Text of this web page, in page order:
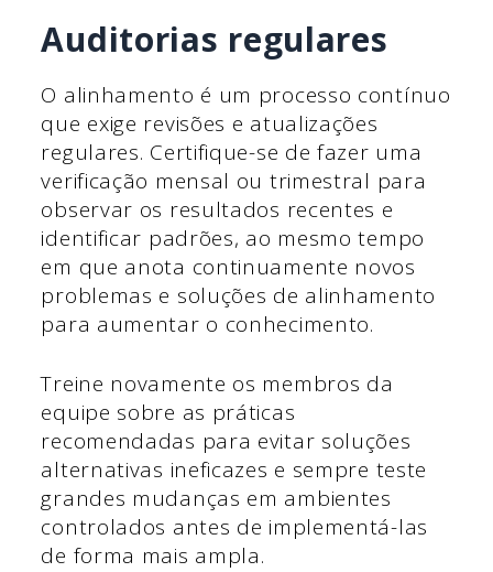
Auditorias regulares
O alinhamento é um processo contínuo
que exige revisões e atualizações
regulares. Certifique-se de fazer uma
verificação mensal ou trimestral para
observar os resultados recentes e
identificar padrões, ao mesmo tempo
em que anota continuamente novos
problemas e soluções de alinhamento
para aumentar o conhecimento.
Treine novamente os membros da
equipe sobre as práticas
recomendadas para evitar soluções
alternativas ineficazes e sempre teste
grandes mudanças em ambientes
controlados antes de implementá-las
de forma mais ampla.